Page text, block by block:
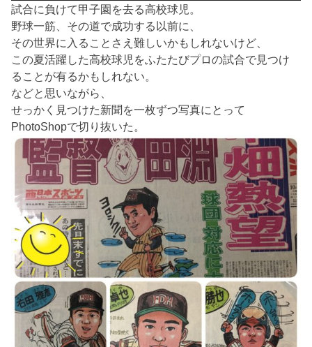
試合に負けて甲子園を去る高校球児。
野球一筋、その道で成功する以前に、
その世界に入ることさえ難しいかもしれないけど、
この夏活躍した高校球児をふたたびプロの試合で見つけ
ることが有るかもしれない。
などと思いながら、
せっかく見つけた新聞を一枚ずつ写真にとって
PhotoShopで切り抜いた。